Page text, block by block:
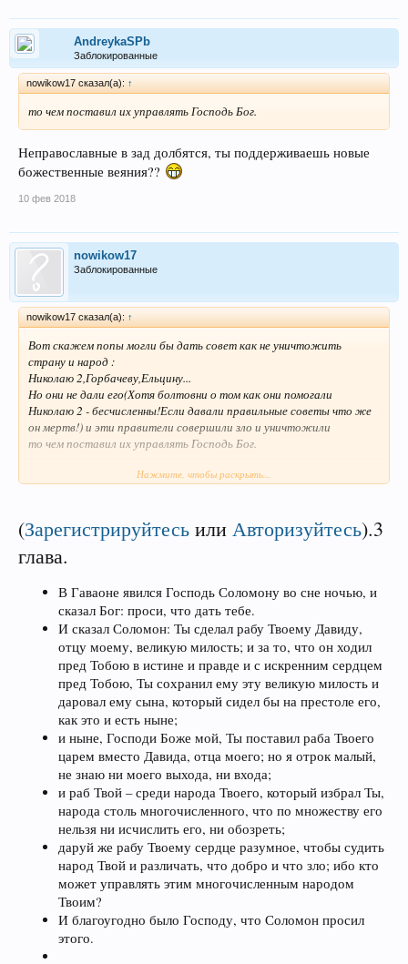
AndreykaSPb
Заблокированные
nowikow17 сказал(а): ↑
то чем поставил их управлять Господь Бог.
Неправославные в зад долбятся, ты поддерживаешь новые
божественные веяния??
10 фев 2018
nowikow17
Заблокированные
nowikow17 сказал(а): ↑
Вот скажем попы могли бы дать совет как не уничтожить
страну и народ :
Николаю 2,Горбачеву,Ельцину...
Но они не дали его(Хотя болтовни о том как они помогали
Николаю 2 - бесчисленны!Если давали правильные советы что же
он мертв!) и эти правители совершили зло и уничтожили
то чем поставил их управлять Господь Бог.
Может они дают правильные советы Путину,как не уничтожить
Нажмите, чтобы раскрыть...
(Зарегистрируйтесь или Авторизуйтесь).3
глава.
В Гаваоне явился Господь Соломону во сне ночью, и
сказал Бог: проси, что дать тебе.
И сказал Соломон: Ты сделал рабу Твоему Давиду,
отцу моему, великую милость; и за то, что он ходил
пред Тобою в истине и правде и с искренним сердцем
пред Тобою, Ты сохранил ему эту великую милость и
даровал ему сына, который сидел бы на престоле его,
как это и есть ныне;
и ныне, Господи Боже мой, Ты поставил раба Твоего
царем вместо Давида, отца моего; но я отрок малый,
не знаю ни моего выхода, ни входа;
и раб Твой – среди народа Твоего, который избрал Ты,
народа столь многочисленного, что по множеству его
нельзя ни исчислить его, ни обозреть;
даруй же рабу Твоему сердце разумное, чтобы судить
народ Твой и различать, что добро и что зло; ибо кто
может управлять этим многочисленным народом
Твоим?
И благоугодно было Господу, что Соломон просил
этого.